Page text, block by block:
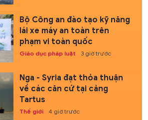
Bộ Công an đào tạo kỹ năng
lái xe máy an toàn trên
phạm vi toàn quốc
Giáo dục pháp luật 3 giờ trước
Nga - Syria đạt thỏa thuận
về các căn cứ tại cảng
Tartus
Thế giới 4 giờ trước